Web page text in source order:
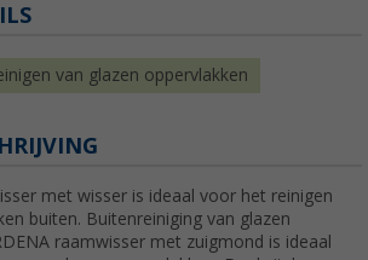
van glazen oppervlakken
met wisser is ideaal voor het reinigen
buiten. Buitenreiniging van glazen
raamwisser met zuigmond is ideaal